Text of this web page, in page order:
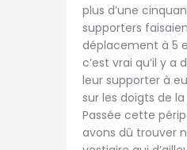
plus d’une
supporters
déplacement à 5
c’est vrai qu’il y a
leur supporter à
sur les doigts de
Passée cette
avons dû trouver